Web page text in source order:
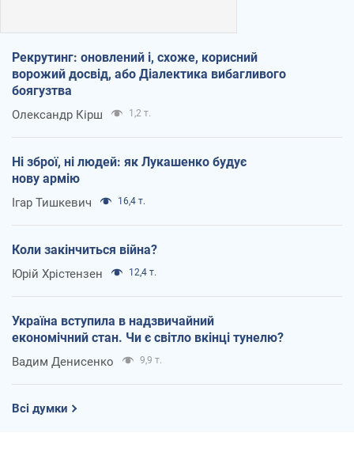
Рекрутинг: оновлений і, схоже, корисний
ворожий досвід, або Діалектика вибагливого
боягузтва
Олександр Кірш 1,2 т.
Ні зброї, ні людей: як Лукашенко будує
нову армію
Ігар Тишкевич 16,4 т.
Коли закінчиться війна?
Юрій Хрістензен 12,4 т.
Україна вступила в надзвичайний
економічний стан. Чи є світло вкінці тунелю?
Вадим Денисенко 9,9 т.
Всі думки